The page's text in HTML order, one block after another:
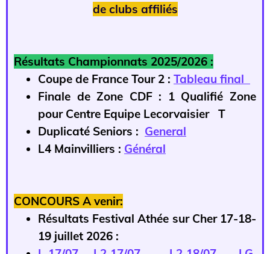
de clubs affiliés
Résultats Championnats 2025/2026 :
Coupe de France Tour 2 : Tableau final
Finale de Zone CDF : 1 Qualifié Zone
pour Centre Equipe Lecorvaisier T
Duplicaté Seniors : General
L4 Mainvilliers : Général
CONCOURS A venir:
Résultats Festival Athée sur Cher 17-18-
19 juillet 2026 :